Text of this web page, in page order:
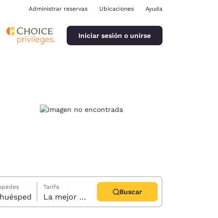
Administrar reservas Ubicaciones Ayuda
Iniciar sesión o unirse
1 huésped
Tarifa
La mejor disponible
Buscar